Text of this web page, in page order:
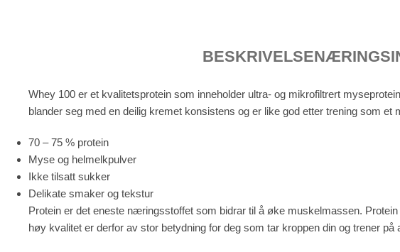
BESKRIVELSE
Whey 100 er et kvalitetsprotein som inneholder ultra- og mikrofiltrert
blander seg med en deilig kremet konsistens og er like god etter trening som et
70 – 75 % protein
Myse og helmelkpulver
Ikke tilsatt sukker
Delikate smaker og tekstur
Protein er det eneste næringsstoffet som bidrar til å øke muskelmassen.
høy kvalitet er derfor av stor betydning for deg som tar kroppen din og trener